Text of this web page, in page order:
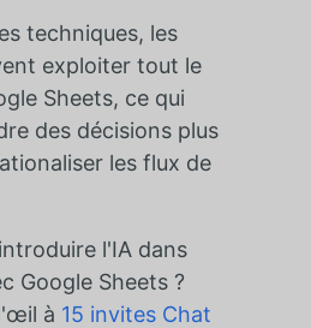
techniques, les
exploiter tout le
Sheets, ce qui
des décisions plus
les flux de
l'IA dans
Google Sheets ?
à 15 invites Chat